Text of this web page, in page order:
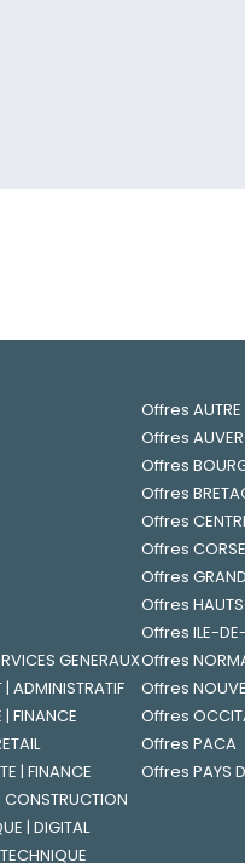
GENERAUX
ADMINISTRATIF
FINANCE
| FINANCE
| DIGITAL
Offres AUTRE
Offres
Offres
Offres
Offres
Offres CORSE
Offres
Offres
Offres ILE-
Offres
Offres
Offres
Offres PACA
Offres PAYS